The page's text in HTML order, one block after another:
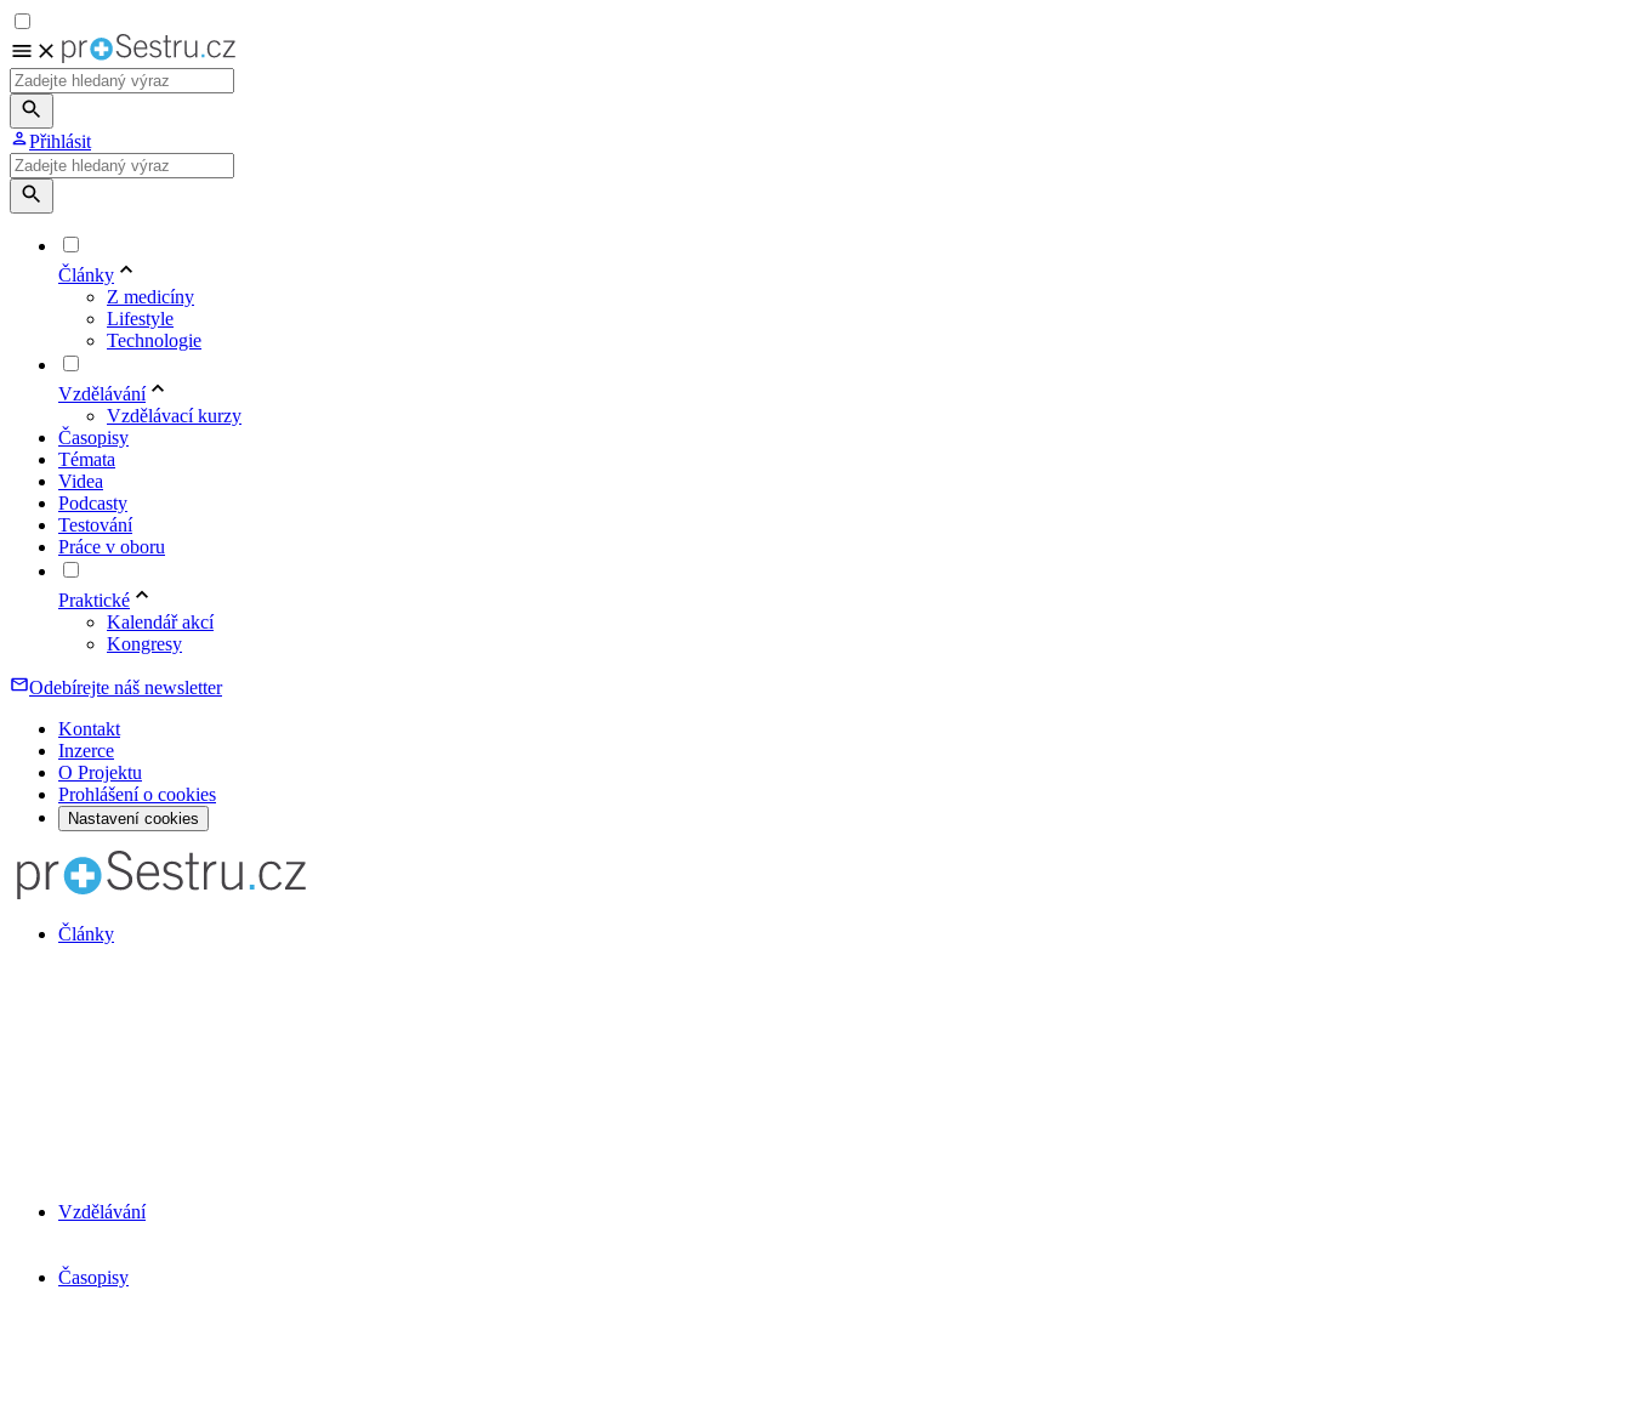
Přihlásit
Články
Z medicíny
Lifestyle
Technologie
Vzdělávání
Vzdělávací kurzy
Časopisy
Témata
Videa
Podcasty
Testování
Práce v oboru
Praktické
Kalendář akcí
Kongresy
Odebírejte náš newsletter
Kontakt
Inzerce
O Projektu
Prohlášení o cookies
Nastavení cookies
Články
Vzdělávání
Časopisy